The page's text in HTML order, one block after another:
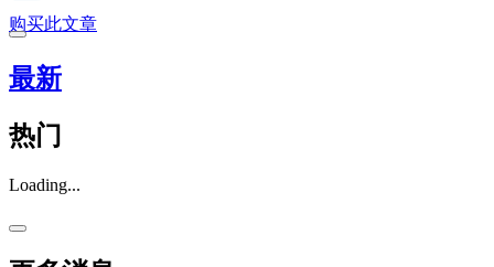
购买此文章
最新
热门
Loading...